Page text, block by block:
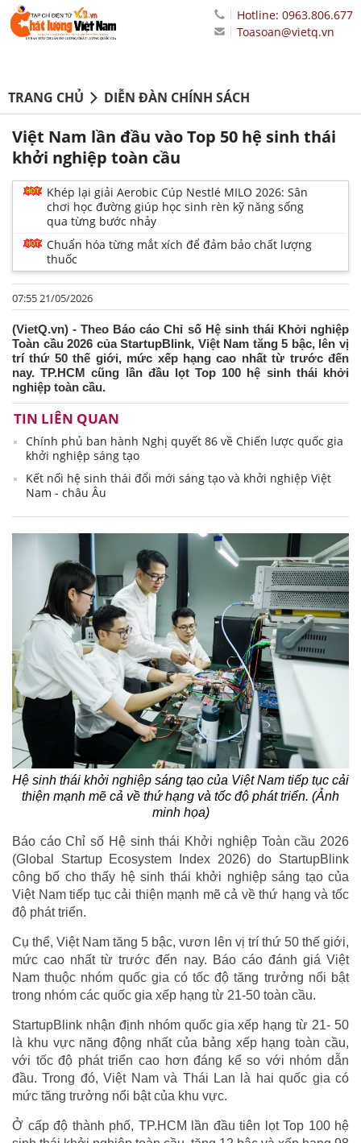
Hotline: 0963.806.677
Toasoan@vietq.vn
TRANG CHỦ DIỄN ĐÀN CHÍNH SÁCH
Việt Nam lần đầu vào Top 50 hệ sinh thái
khởi nghiệp toàn cầu
Khép lại giải Aerobic Cúp Nestlé MILO 2026: Sân
chơi học đường giúp học sinh rèn kỹ năng sống
qua từng bước nhảy
Chuẩn hóa từng mắt xích để đảm bảo chất lượng
thuốc
07:55 21/05/2026
(VietQ.vn) - Theo Báo cáo Chỉ số Hệ sinh thái Khởi nghiệp
Toàn cầu 2026 của StartupBlink, Việt Nam tăng 5 bậc, lên vị
trí thứ 50 thế giới, mức xếp hạng cao nhất từ trước đến
nay. TP.HCM cũng lần đầu lọt Top 100 hệ sinh thái khởi
nghiệp toàn cầu.
TIN LIÊN QUAN
Chính phủ ban hành Nghị quyết 86 về Chiến lược quốc gia
khởi nghiệp sáng tạo
Kết nối hệ sinh thái đổi mới sáng tạo và khởi nghiệp Việt
Nam - châu Âu
Hệ sinh thái khởi nghiệp sáng tạo của Việt Nam tiếp tục cải
thiện mạnh mẽ cả về thứ hạng và tốc độ phát triển. (Ảnh
minh họa)
Báo cáo Chỉ số Hệ sinh thái Khởi nghiệp Toàn cầu 2026
(Global Startup Ecosystem Index 2026) do StartupBlink
công bố cho thấy hệ sinh thái khởi nghiệp sáng tạo của
Việt Nam tiếp tục cải thiện mạnh mẽ cả về thứ hạng và tốc
độ phát triển.
Cụ thể, Việt Nam tăng 5 bậc, vươn lên vị trí thứ 50 thế giới,
mức cao nhất từ trước đến nay. Báo cáo đánh giá Việt
Nam thuộc nhóm quốc gia có tốc độ tăng trưởng nổi bật
trong nhóm các quốc gia xếp hạng từ 21-50 toàn cầu.
StartupBlink nhận định nhóm quốc gia xếp hạng từ 21- 50
là khu vực năng động nhất của bảng xếp hạng toàn cầu,
với tốc độ phát triển cao hơn đáng kể so với nhóm dẫn
đầu. Trong đó, Việt Nam và Thái Lan là hai quốc gia có
mức tăng trưởng nổi bật của khu vực.
Ở cấp độ thành phố, TP.HCM lần đầu tiên lọt Top 100 hệ